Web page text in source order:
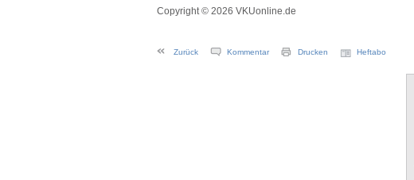
Copyright © 2026 VKUonline.de
Zurück Kommentar Drucken Heftabo